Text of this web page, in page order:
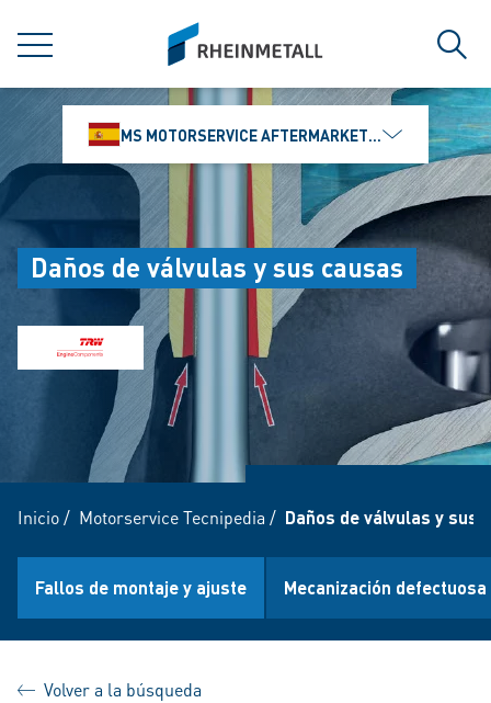
MENÚ
siteLogo
MS MOTORSERVICE AFTERMARKET IBÉRICA, S.L
Daños de válvulas y sus causas
Inicio/ Motorservice Tecnipedia / Daños de válvulas y sus
Fallos de montaje y ajuste Mecanización defectuosa
Volver a la búsqueda